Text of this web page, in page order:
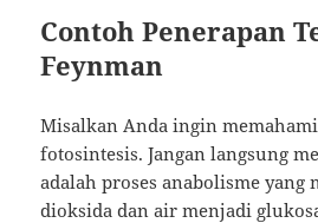
Contoh Penerapan
Feynman
Misalkan Anda ingin
fotosintesis. Jangan langsung
adalah proses anabolisme yang
dioksida dan air menjadi